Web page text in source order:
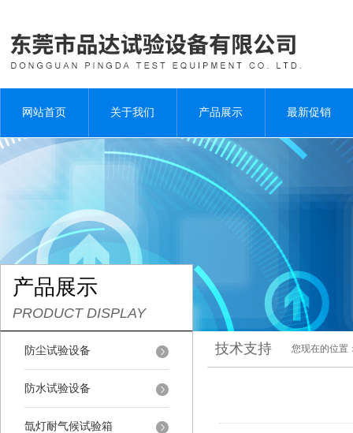
网站首页 关于我们 产品展示 最新促销
产品展示
PRODUCT DISPLAY
防尘试验设备
防水试验设备
氙灯耐气候试验箱
技术支持 您现在的位置